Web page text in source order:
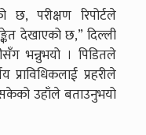
छ, परीक्षण रिपोर्टले
देखाएको छ,” दिल्ली
भन्नुभयो । पिडितले
प्राविधिकलाई प्रहरीले
उहाँले बताउनुभयो